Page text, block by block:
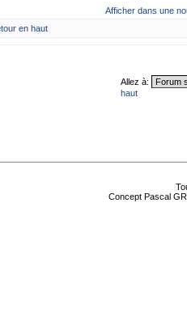
Afficher dans une
en haut
Allez à:
haut
Concept Pascal